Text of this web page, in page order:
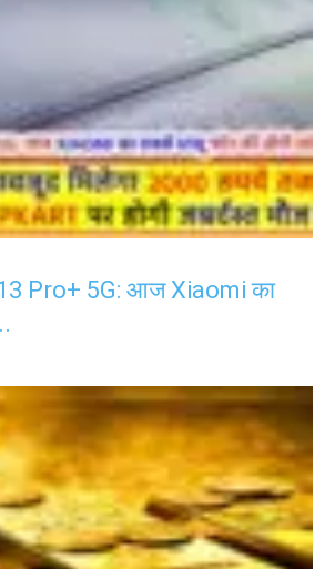
Pro+ 5G: आज Xiaomi का